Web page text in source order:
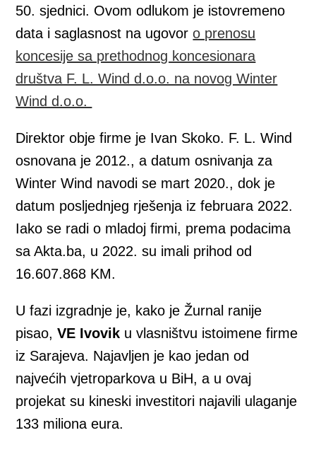
50. sjednici. Ovom odlukom je istovremeno
data i saglasnost na ugovoro prenosu
koncesije sa prethodnog koncesionara
društva F. L. Wind d.o.o. na novog Winter
Wind d.o.o.
Direktor obje firme je Ivan Skoko. F. L. Wind
osnovana je 2012., a datum osnivanja za
Winter Wind navodi se mart 2020., dok je
datum posljednjeg rješenja iz februara 2022.
Iako se radi o mladoj firmi, prema podacima
sa Akta.ba, u 2022. su imali prihod od
16.607.868 KM.
U fazi izgradnje je, kako je Žurnal ranije
pisao,VE Ivovik u vlasništvu istoimene firme
iz Sarajeva. Najavljen je kao jedan od
najvećih vjetroparkova u BiH, a u ovaj
projekat su kineski investitori najavili ulaganje
133 miliona eura.